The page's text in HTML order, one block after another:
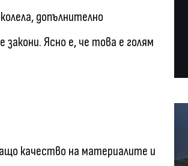
допълнително
Ясно е, че това е голям
качество на материалите и